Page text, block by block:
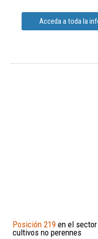
Acceda a toda la
Posición 219 en el
cultivos no perennes